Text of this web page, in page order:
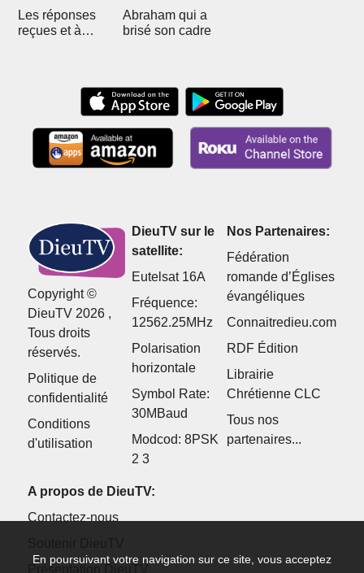
Les réponses
reçues et à
Abraham qui a
brisé son cadre
Copyright ©
DieuTV 2026 ,
Tous droits
réservés.
Politique de
confidentialité
Conditions
d'utilisation
DieuTV sur le
satellite:
Eutelsat 16A
Fréquence:
12562.25MHz
Polarisation
horizontale
Symbol Rate:
30MBaud
Modcod: 8PSK
2 3
Nos Partenaires:
Fédération
romande d’Églises
évangéliques
Connaitredieu.com
RDF Édition
Librairie
Chrétienne CLC
Tous nos
partenaires...
A propos de DieuTV:
Contactez-nous
Présentation DieuTV
En poursuivant votre navigation sur ce site, vous acceptez